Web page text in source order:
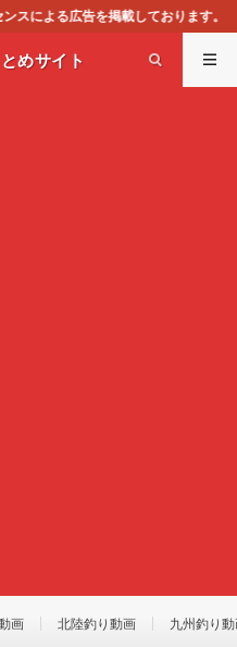
。
めサイト
画 北陸釣り動画 九州釣り